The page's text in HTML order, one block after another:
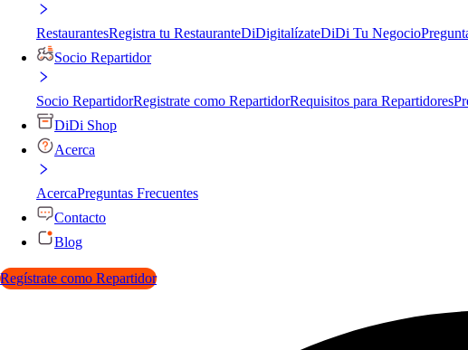
RestaurantesRegistra tu RestauranteDiDigitalízateDiDi Tu Negocio
Socio Repartidor
Socio RepartidorRegistrate como RepartidorRequisitos para Repartidores
DiDi Shop
Acerca
AcercaPreguntas Frecuentes
Contacto
Blog
Regístrate como Repartidor